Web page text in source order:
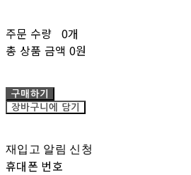
주문 수량 0개
총 상품 금액 0원
구매하기
장바구니에 담기
재입고 알림 신청
휴대폰 번호